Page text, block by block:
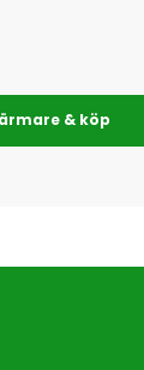
& köp